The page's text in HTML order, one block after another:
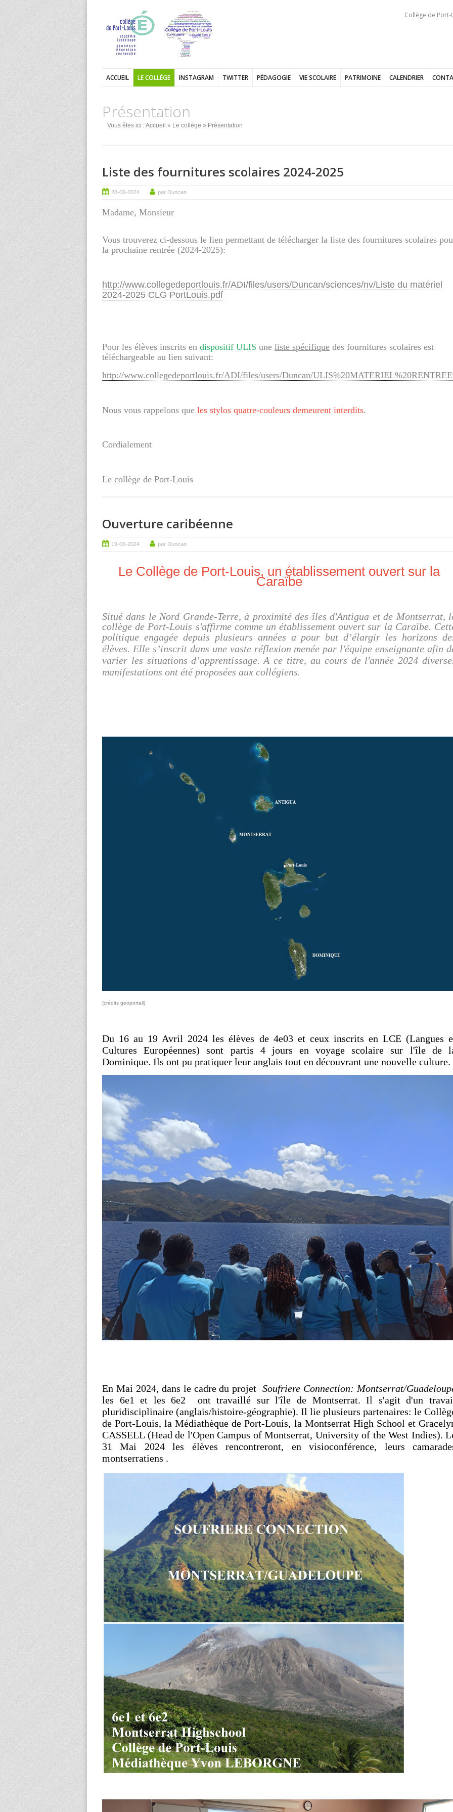
Collège de
ACCUEIL LE COLLÈGE INSTAGRAM TWITTER PÉDAGOGIE VIE SCOLAIRE PATRIMOINE CALENDRIER
Présentation
Vous êtes ici :Accueil » Le collège » Présentation
Liste des fournitures scolaires 2024-2025
28-06-2024 par Duncan
Madame, Monsieur
Vous trouverez ci-dessous le lien permettant de télécharger la liste des fournitures scolaires
la prochaine rentrée (2024-2025):
http://www.collegedeportlouis.fr/ADI/files/users/Duncan/sciences/nv/Liste du matériel
2024-2025 CLG PortLouis.pdf
Pour les élèves inscrits en dispositif ULIS une liste spécifique des fournitures scolaires est
téléchargeable au lien suivant:
http://www.collegedeportlouis.fr/ADI/files/users/Duncan/
Nous vous rappelons que les stylos quatre-couleurs demeurent interdits.
Cordialement
Le collège de Port-Louis
Ouverture caribéenne
19-06-2024 par Duncan
Le Collège de Port-Louis, un établissement ouvert sur la
Caraïbe
Situé dans le Nord Grande-Terre, à proximité des îles d'Antigua et de Montserrat,
collège de Port-Louis s'affirme comme un établissement ouvert sur la Caraïbe.
politique engagée depuis plusieurs années a pour but d’élargir les horizons
élèves. Elle s’inscrit dans une vaste réflexion menée par l'équipe enseignante afin
varier les situations d’apprentissage. A ce titre, au cours de l'année 2024
manifestations ont été proposées aux collégiens.
(crédits geoportail)
Du 16 au 19 Avril 2024 les élèves de 4e03 et ceux inscrits en LCE (Langues
Cultures Européennes) sont partis 4 jours en voyage scolaire sur l'île de
Dominique. Ils ont pu pratiquer leur anglais tout en découvrant une nouvelle culture.
En Mai 2024, dans le cadre du projetSoufriere Connection: Montserrat/
les 6e1 et les 6e2 ont travaillé sur l'île de Montserrat. Il s'agit d'un
pluridisciplinaire (anglais/histoire-géographie). Il lie plusieurs partenaires: le
de Port-Louis, la Médiathèque de Port-Louis, la Montserrat High School et
CASSELL (Head de l'Open Campus of Montserrat, University of the West Indies).
31 Mai 2024 les élèves rencontreront, en visioconférence, leurs
montserratiens .